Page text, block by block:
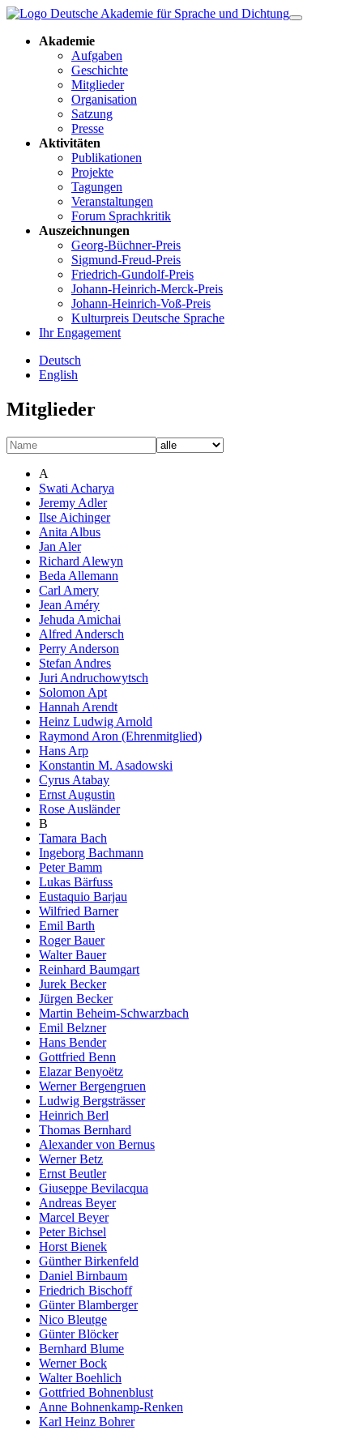
Akademie
Aufgaben
Geschichte
Mitglieder
Organisation
Satzung
Presse
Aktivitäten
Publikationen
Projekte
Tagungen
Veranstaltungen
Forum Sprachkritik
Auszeichnungen
Georg-Büchner-Preis
Sigmund-Freud-Preis
Friedrich-Gundolf-Preis
Johann-Heinrich-Merck-Preis
Johann-Heinrich-Voß-Preis
Kulturpreis Deutsche Sprache
Ihr Engagement
Deutsch
English
Mitglieder
A
Swati Acharya
Jeremy Adler
Ilse Aichinger
Anita Albus
Jan Aler
Richard Alewyn
Beda Allemann
Carl Amery
Jean Améry
Jehuda Amichai
Alfred Andersch
Perry Anderson
Stefan Andres
Juri Andruchowytsch
Solomon Apt
Hannah Arendt
Heinz Ludwig Arnold
Raymond Aron (Ehrenmitglied)
Hans Arp
Konstantin M. Asadowski
Cyrus Atabay
Ernst Augustin
Rose Ausländer
B
Tamara Bach
Ingeborg Bachmann
Peter Bamm
Lukas Bärfuss
Eustaquio Barjau
Wilfried Barner
Emil Barth
Roger Bauer
Walter Bauer
Reinhard Baumgart
Jurek Becker
Jürgen Becker
Martin Beheim-Schwarzbach
Emil Belzner
Hans Bender
Gottfried Benn
Elazar Benyoëtz
Werner Bergengruen
Ludwig Bergsträsser
Heinrich Berl
Thomas Bernhard
Alexander von Bernus
Werner Betz
Ernst Beutler
Giuseppe Bevilacqua
Andreas Beyer
Marcel Beyer
Peter Bichsel
Horst Bienek
Günther Birkenfeld
Daniel Birnbaum
Friedrich Bischoff
Günter Blamberger
Nico Bleutge
Günter Blöcker
Bernhard Blume
Werner Bock
Walter Boehlich
Gottfried Bohnenblust
Anne Bohnenkamp-Renken
Karl Heinz Bohrer